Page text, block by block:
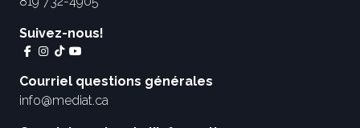
Suivez-nous!
Courriel questions générales
info@mediat.ca